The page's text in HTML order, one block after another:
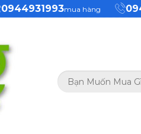
0944931993mua hàng